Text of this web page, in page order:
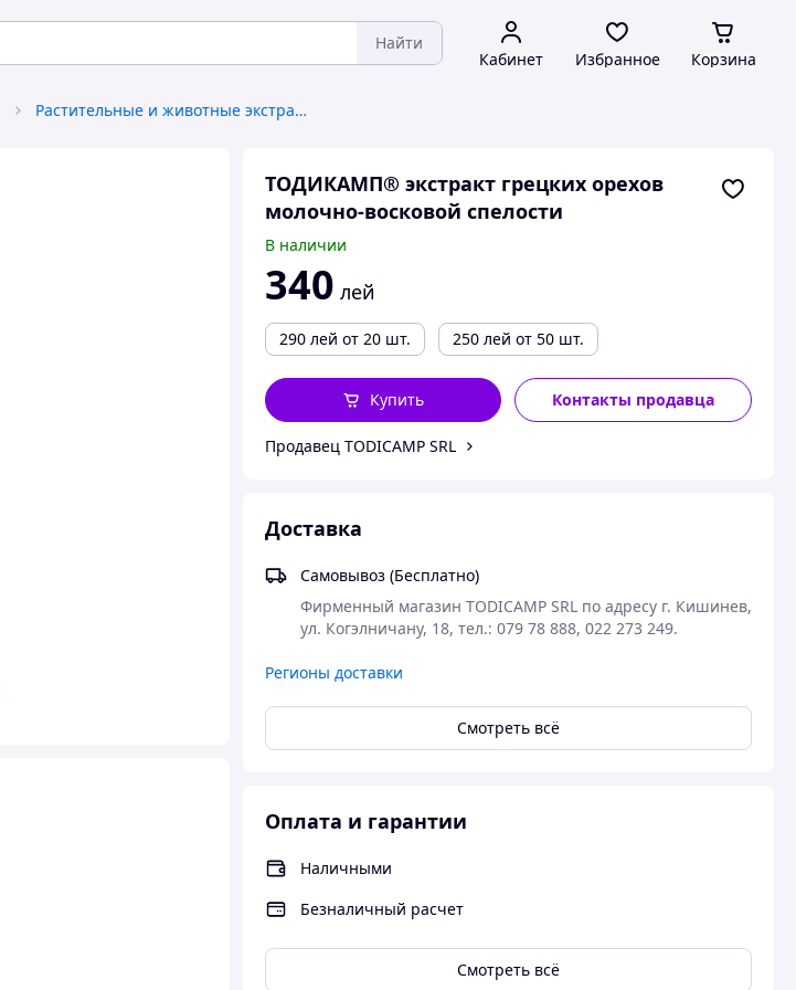
Найти
Кабинет Избранное Корзина
Растительные и животные экстракты
ТОДИКАМП® экстракт грецких орехов
молочно-восковой спелости
В наличии
340 лей
290 лей от 20 шт. 250 лей от 50 шт.
Контакты продавца
Купить
Продавец TODICAMP SRL
Доставка
Самовывоз (Бесплатно)
Фирменный магазин TODICAMP SRL по адресу г. Кишинев,
ул. Когэлничану, 18, тел.: 079 78 888, 022 273 249.
Регионы доставки
Смотреть всё
Оплата и гарантии
Наличными
Безналичный расчет
Смотреть всё